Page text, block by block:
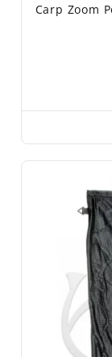
Carp Zoom